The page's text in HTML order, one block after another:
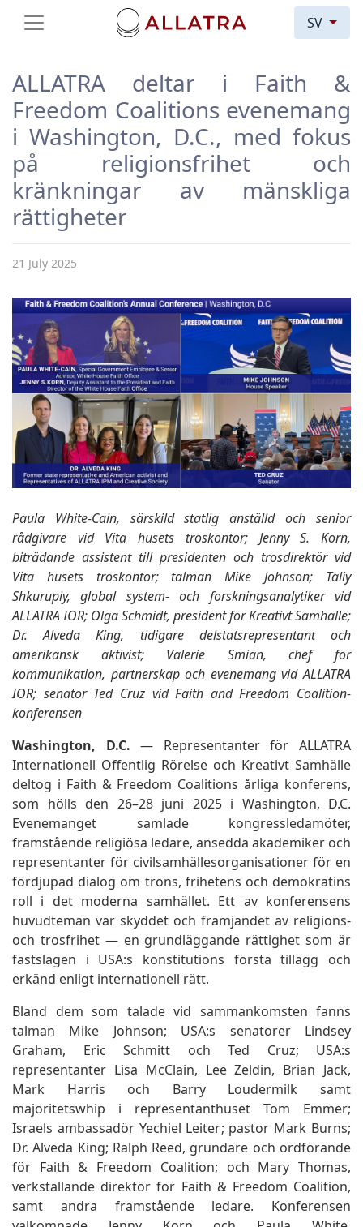
SV
ALLATRA deltar i Faith &
Freedom Coalitions evenemang
i Washington, D.C., med fokus
på religionsfrihet och
kränkningar av mänskliga
rättigheter
21 July 2025
Paula White-Cain, särskild statlig anställd och senior
rådgivare vid Vita husets troskontor; Jenny S. Korn,
biträdande assistent till presidenten och trosdirektör vid
Vita husets troskontor; talman Mike Johnson; Taliy
Shkurupiy, global system- och forskningsanalytiker vid
ALLATRA IOR; Olga Schmidt, president för Kreativt Samhälle;
Dr. Alveda King, tidigare delstatsrepresentant och
amerikansk aktivist; Valerie Smian, chef för
kommunikation, partnerskap och evenemang vid ALLATRA
IOR; senator Ted Cruz vid Faith and Freedom Coalition-
konferensen
Washington, D.C. — Representanter för ALLATRA
Internationell Offentlig Rörelse och Kreativt Samhälle
deltog i Faith & Freedom Coalitions årliga konferens,
som hölls den 26–28 juni 2025 i Washington, D.C.
Evenemanget samlade kongressledamöter,
framstående religiösa ledare, ansedda akademiker och
representanter för civilsamhällesorganisationer för en
fördjupad dialog om trons, frihetens och demokratins
roll i det moderna samhället. Ett av konferensens
huvudteman var skyddet och främjandet av religions-
och trosfrihet — en grundläggande rättighet som är
fastslagen i USA:s konstitutions första tillägg och
erkänd enligt internationell rätt.
Bland dem som talade vid sammankomsten fanns
talman Mike Johnson; USA:s senatorer Lindsey
Graham, Eric Schmitt och Ted Cruz; USA:s
representanter Lisa McClain, Lee Zeldin, Brian Jack,
Mark Harris och Barry Loudermilk samt
majoritetswhip i representanthuset Tom Emmer;
Israels ambassadör Yechiel Leiter; pastor Mark Burns;
Dr. Alveda King; Ralph Reed, grundare och ordförande
för Faith & Freedom Coalition; och Mary Thomas,
verkställande direktör för Faith & Freedom Coalition,
samt andra framstående ledare. Konferensen